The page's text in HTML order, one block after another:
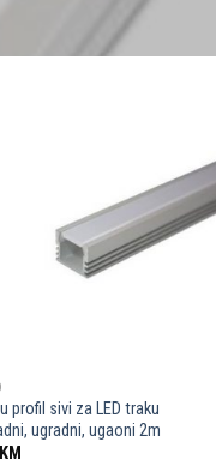
Dodaj u
omiljene
profil sivi za LED traku
ugradni, ugaoni 2m
KM